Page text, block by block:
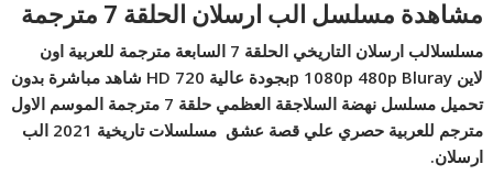
مشاهدة مسلسل الب ارسلان الحلقة 7 مترجمة
مسلسلالب ارسلان التاريخي الحلقة 7 السابعة مترجمة للعربية اون
لاين
HD بجودة عالية 720p 1080p 480p Bluray
شاهد مباشرة بدون
تحميل مسلسل نهضة السلاجقة العظمي حلقة 7 مترجمة الموسم الاول
مترجم للعربية حصري علي قصة عشق مسلسلات تاريخية 2021 الب
ارسلان.